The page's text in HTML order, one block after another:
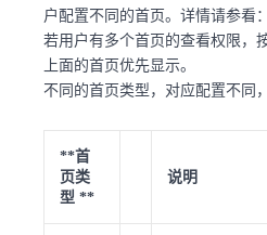
户配置不同的首页。详情请参看
若用户有多个首页的查看权限，
上面的首页优先显示。
不同的首页类型，对应配置不同
**首
页类
型 **
说明